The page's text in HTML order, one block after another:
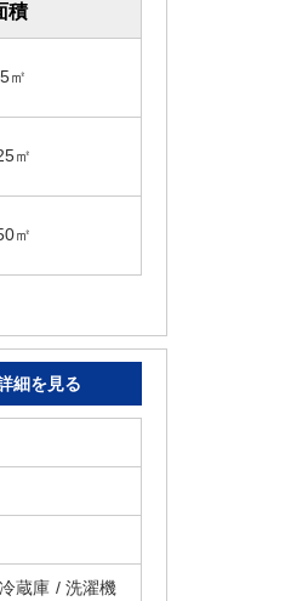
積
㎡
㎡
㎡
細を見る
蔵庫 / 洗濯機